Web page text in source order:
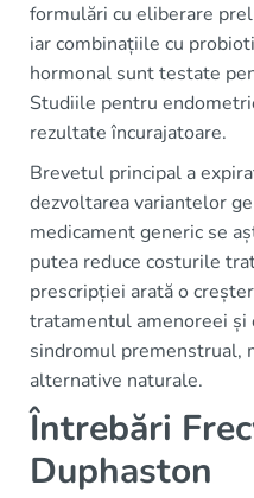
formulări cu eliberare
iar combinațiile cu
hormonal sunt testate
Studiile pentru
rezultate încurajatoare.
Brevetul principal a
dezvoltarea variantelor
medicament generic se
putea reduce costurile
prescripției arată o
tratamentul amenoreei și
sindromul premenstrual,
alternative naturale.
Întrebări
Duphaston